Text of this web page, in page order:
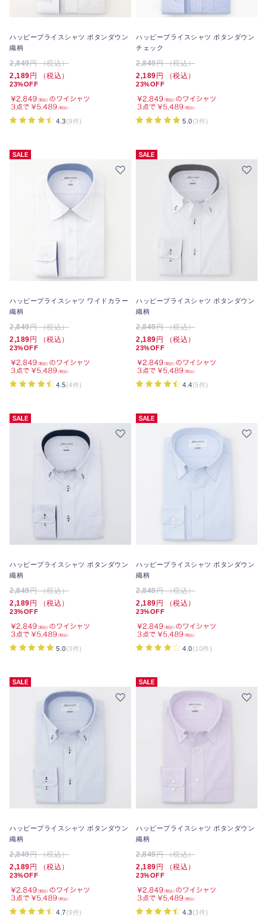
ハッピープライスシャツ ボタンダウン
織柄
2,849円 （税込）
2,189円 （税込）
23%OFF
4.3(9件)
ハッピープライスシャツ ボタンダウン
チェック
2,849円 （税込）
2,189円 （税込）
23%OFF
5.0(3件)
ハッピープライスシャツ ワイドカラー
織柄
2,849円 （税込）
2,189円 （税込）
23%OFF
4.5(4件)
ハッピープライスシャツ ボタンダウン
織柄
2,849円 （税込）
2,189円 （税込）
23%OFF
4.4(5件)
ハッピープライスシャツ ボタンダウン
織柄
2,849円 （税込）
2,189円 （税込）
23%OFF
5.0(3件)
ハッピープライスシャツ ボタンダウン
織柄
2,849円 （税込）
2,189円 （税込）
23%OFF
4.0(10件)
ハッピープライスシャツ ボタンダウン
織柄
2,849円 （税込）
2,189円 （税込）
23%OFF
4.7(9件)
ハッピープライスシャツ ボタンダウン
織柄
2,849円 （税込）
2,189円 （税込）
23%OFF
4.3(3件)